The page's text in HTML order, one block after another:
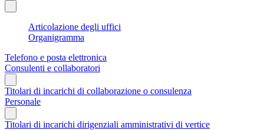
Articolazione degli uffici
Organigramma
Telefono e posta elettronica
Consulenti e collaboratori
Titolari di incarichi di collaborazione o consulenza
Personale
Titolari di incarichi dirigenziali amministrativi di vertice